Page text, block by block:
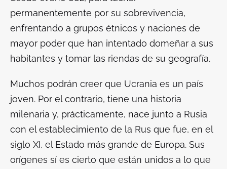
permanentemente por su sobrevivencia,
enfrentando a grupos étnicos y naciones de
mayor poder que han intentado domeñar a sus
habitantes y tomar las riendas de su geografía.
Muchos podrán creer que Ucrania es un país
joven. Por el contrario, tiene una historia
milenaria y, prácticamente, nace junto a Rusia
con el establecimiento de la Rus que fue, en el
siglo XI, el Estado más grande de Europa. Sus
orígenes sí es cierto que están unidos a lo que